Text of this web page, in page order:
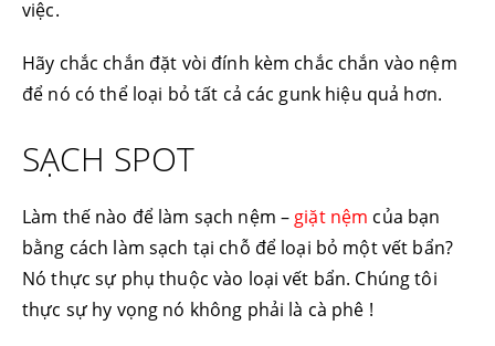
việc.
Hãy chắc chắn đặt vòi đính kèm chắc chắn vào nệm
để nó có thể loại bỏ tất cả các gunk hiệu quả hơn.
SẠCH SPOT
Làm thế nào để làm sạch nệm – giặt nệm của bạn
bằng cách làm sạch tại chỗ để loại bỏ một vết bẩn?
Nó thực sự phụ thuộc vào loại vết bẩn. Chúng tôi
thực sự hy vọng nó không phải là cà phê !